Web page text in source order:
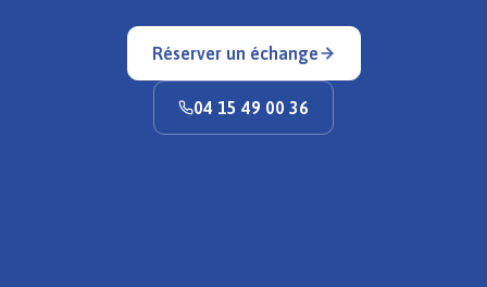
Réserver un échange
04 15 49 00 36